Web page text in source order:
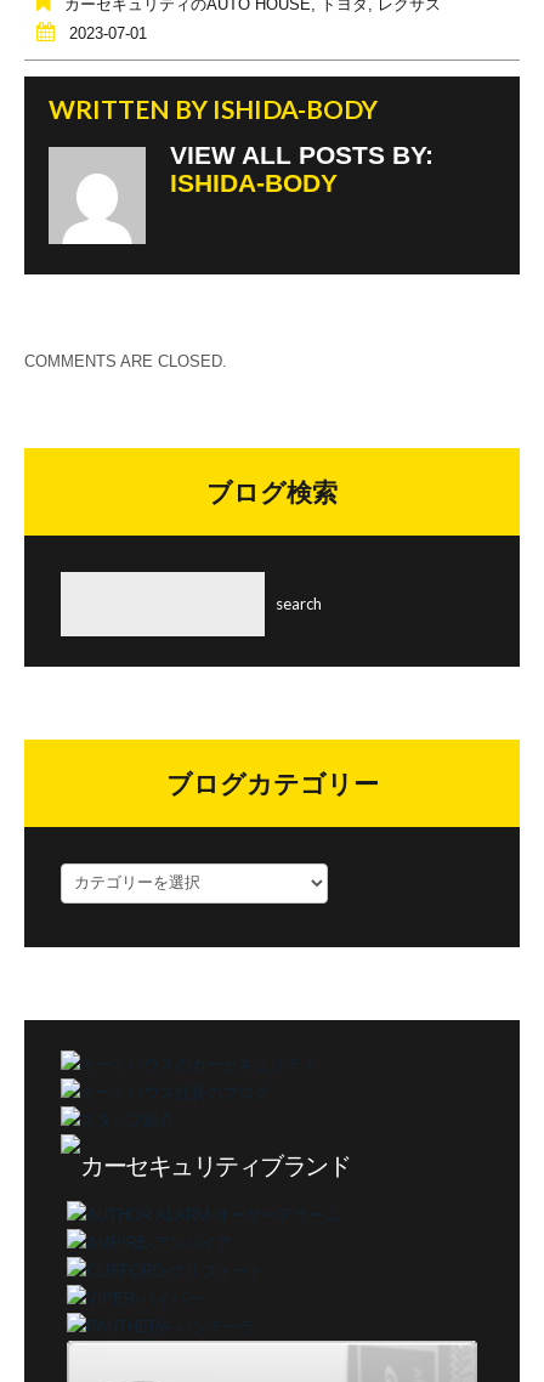
o
k
カーセキュリティのAUTO HOUSE, トヨタ , レクサス
2023-07-01
WRITTEN BY ISHIDA-BODY
VIEW ALL POSTS BY:
ISHIDA-BODY
COMMENTS ARE CLOSED.
ブログ検索
ブログカテゴリー
ロ
ー